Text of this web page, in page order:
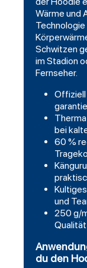
Wärme und
Schwitzen
im Stadion
Fernseher.
Offiziell
bei
60 %
und
250 g/
Qualität
du den